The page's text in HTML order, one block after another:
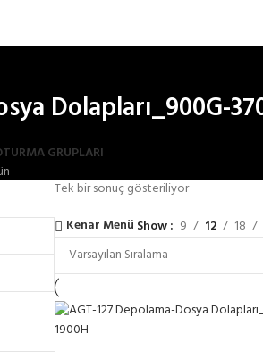
Dolapları_900G-
GRUPLARI
Tek bir sonuç gösteriliyor
Kenar Menü Show 9 12 18